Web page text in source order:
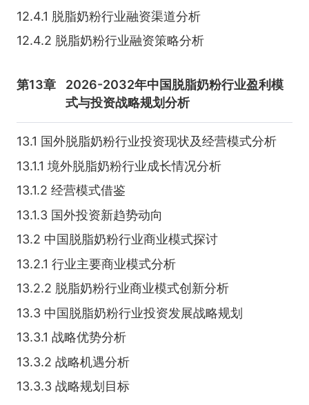
12.4.1 脱脂奶粉行业融资渠道分析
12.4.2 脱脂奶粉行业融资策略分析
第13章
2026-2032年中国脱脂奶粉行业盈利模
式与投资战略规划分析
13.1 国外脱脂奶粉行业投资现状及经营模式分析
13.1.1 境外脱脂奶粉行业成长情况分析
13.1.2 经营模式借鉴
13.1.3 国外投资新趋势动向
13.2 中国脱脂奶粉行业商业模式探讨
13.2.1 行业主要商业模式分析
13.2.2 脱脂奶粉行业商业模式创新分析
13.3 中国脱脂奶粉行业投资发展战略规划
13.3.1 战略优势分析
13.3.2 战略机遇分析
13.3.3 战略规划目标